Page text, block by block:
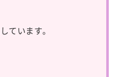
ています。